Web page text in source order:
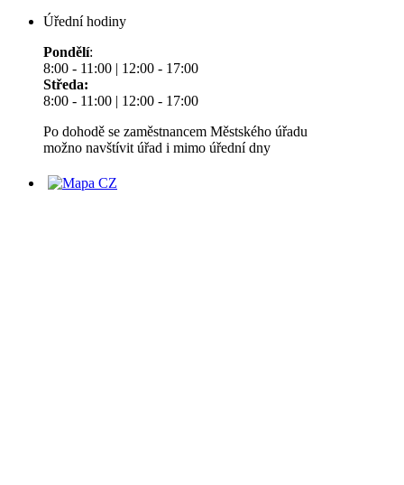
Úřední hodiny
Pondělí:
8:00 - 11:00 | 12:00 - 17:00
Středa:
8:00 - 11:00 | 12:00 - 17:00
Po dohodě se zaměstnancem Městského úřadu
možno navštívit úřad i mimo úřední dny